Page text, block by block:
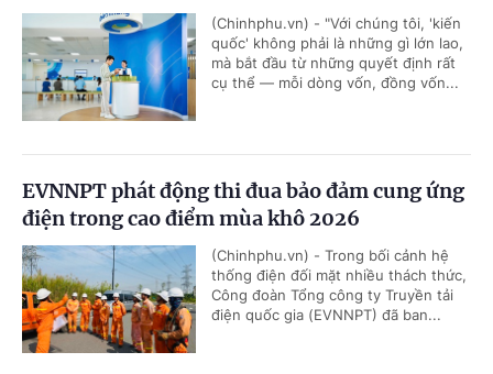
(Chinhphu.vn) - "Với chúng tôi, 'kiến
quốc' không phải là những gì lớn lao,
mà bắt đầu từ những quyết định rất
cụ thể — mỗi dòng vốn, đồng vốn...
EVNNPT phát động thi đua bảo đảm cung ứng
điện trong cao điểm mùa khô 2026
(Chinhphu.vn) - Trong bối cảnh hệ
thống điện đối mặt nhiều thách thức,
Công đoàn Tổng công ty Truyền tải
điện quốc gia (EVNNPT) đã ban...